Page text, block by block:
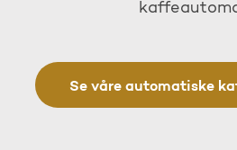
Se våre automatiske